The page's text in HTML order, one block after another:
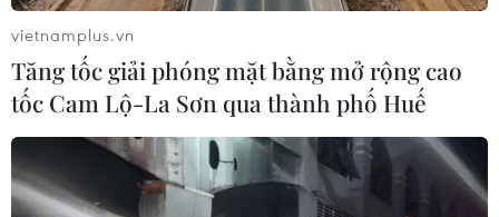
tuyến vận tải qua eo biển Hormuz
06/08/2026 04:36
Từ hạt nhân đến eo biển
Hormuz: Đòn bẩy chiến lược mới của
Iran
vietnamplus.vn
Tăng tốc giải phóng mặt bằng mở rộng cao
tốc Cam Lộ-La Sơn qua thành phố Huế